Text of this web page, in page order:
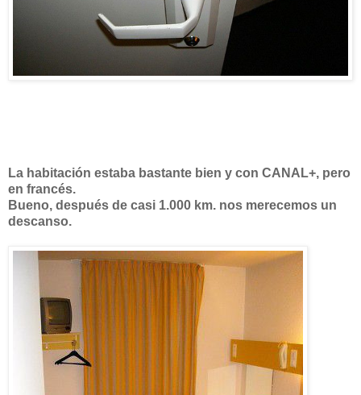
La habitación estaba bastante bien y con CANAL+, pero
en francés.
Bueno, después de casi 1.000 km. nos merecemos un
descanso.